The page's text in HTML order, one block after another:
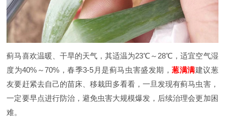
蓟马喜欢温暖、干旱的天气，其适温为23℃～28℃，适宜空气湿
度为40%～70%，春季3-5月是蓟马虫害盛发期，葱满满建议葱
友要赶紧去自己的苗床、移栽田多看看，一旦发现有蓟马虫害，
一定要早点进行防治，避免虫害大规模爆发，后续治理会更加困
难。